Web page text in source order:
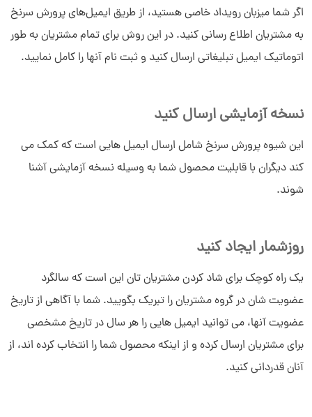
اگر شما میزبان رویداد خاصی هستید، از طریق ایمیل‌های پرورش سرنخ
به مشتریان اطلاع رسانی کنید. در این روش برای تمام مشتریان به طور
اتوماتیک ایمیل تبلیغاتی ارسال کنید و ثبت نام آنها را کامل نمایید.
نسخه آزمایشی ارسال کنید
این شیوه پرورش سرنخ شامل ارسال ایمیل هایی است که کمک می
کند دیگران با قابلیت محصول شما به وسیله نسخه آزمایشی آشنا
شوند.
روزشمار ایجاد کنید
یک راه کوچک برای شاد کردن مشتریان تان این است که سالگرد
عضویت شان در گروه مشتریان را تبریک بگویید. شما با آگاهی از تاریخ
عضویت آنها، می توانید ایمیل هایی را هر سال در تاریخ مشخصی
برای مشتریان ارسال کرده و از اینکه محصول شما را انتخاب کرده اند، از
آنان قدردانی کنید.